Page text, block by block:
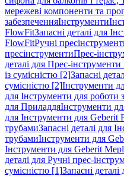
мережеві компоненти та
забезпеченняІнструменти
FlowFitЗапасні деталі для
FlowFitРучні
пресінструментиПрес-
деталі для Прес-інструменти
із сумісністю [2]Запасні
сумісністю [2]Інструменти
для Інструменти для роботи
для ПриладдяІнструменти
для Інструменти для Geberit
трубамиЗапасні деталі для
трубамиІнструменти для
Інструменти для Geberit
деталі для Ручні прес-
сумісністю [1]Запасні